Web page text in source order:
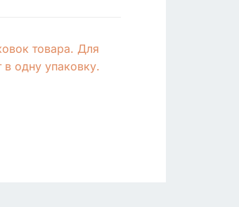
товара. Для
одну упаковку.